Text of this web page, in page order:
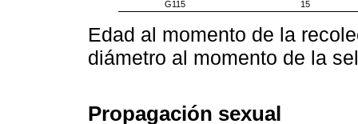
G115 15
Edad al momento de la
diámetro al momento de la
Propagación sexual